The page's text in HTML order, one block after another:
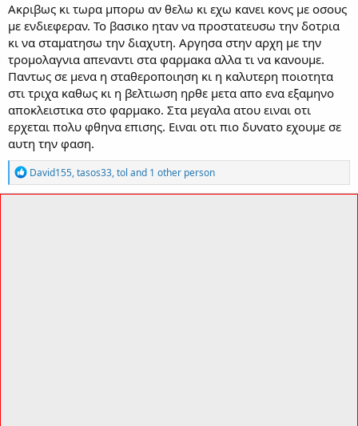
Ακριβως κι τωρα μπορω αν θελω κι εχω κανει κονς με οσους
με ενδιεφεραν. Το βασικο ηταν να προστατευσω την δοτρια
κι να σταματησω την διαχυτη. Αργησα στην αρχη με την
τρομολαγνια απεναντι στα φαρμακα αλλα τι να κανουμε.
Παντως σε μενα η σταθεροποιηση κι η καλυτερη ποιοτητα
στι τριχα καθως κι η βελτιωση ηρθε μετα απο ενα εξαμηνο
αποκλειστικα στο φαρμακο. Στα μεγαλα ατου ειναι οτι
ερχεται πολυ φθηνα επισης. Ειναι οτι πιο δυνατο εχουμε σε
αυτη την φαση.
R
e
a
David155,tasos33,tol and 1 other person